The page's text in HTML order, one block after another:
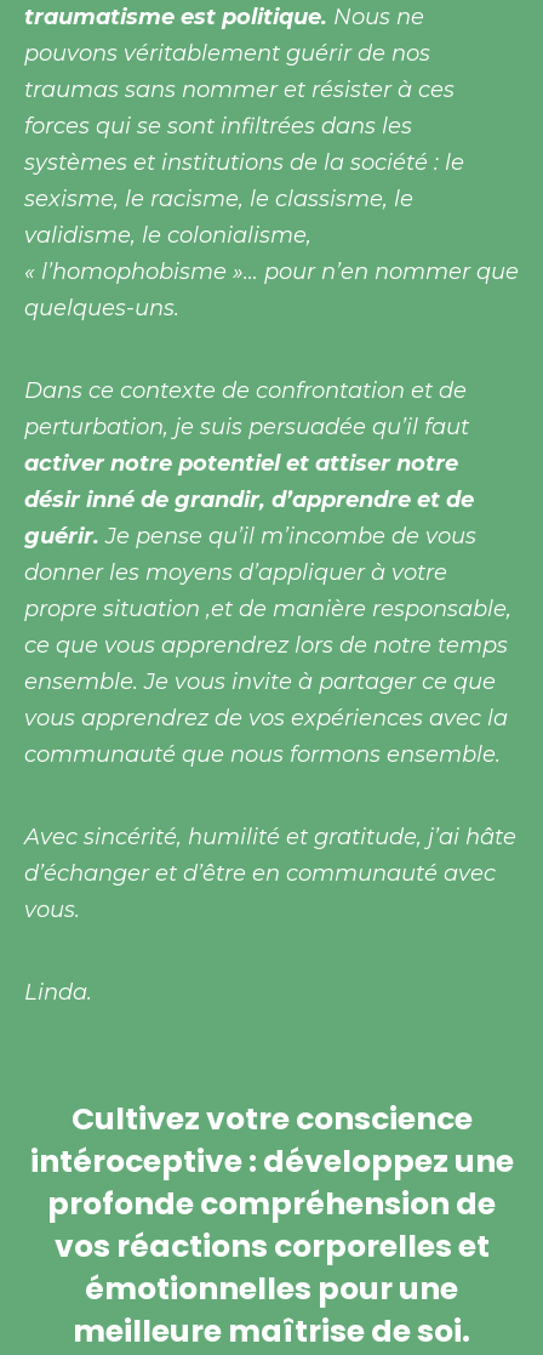
traumatisme est politique. Nous ne
pouvons véritablement guérir de nos
traumas sans nommer et résister à ces
forces qui se sont infiltrées dans les
systèmes et institutions de la société : le
sexisme, le racisme, le classisme, le
validisme, le colonialisme,
« l’homophobisme »… pour n’en nommer que
quelques-uns.
Dans ce contexte de confrontation et de
perturbation, je suis persuadée qu’il faut
activer notre potentiel et attiser notre
désir inné de grandir, d’apprendre et de
guérir. Je pense qu’il m’incombe de vous
donner les moyens d’appliquer à votre
propre situation ,et de manière responsable,
ce que vous apprendrez lors de notre temps
ensemble. Je vous invite à partager ce que
vous apprendrez de vos expériences avec la
communauté que nous formons ensemble.
Avec sincérité, humilité et gratitude, j’ai hâte
d’échanger et d’être en communauté avec
vous.
Linda.
Cultivez votre conscience
intéroceptive : développez une
profonde compréhension de
vos réactions corporelles et
émotionnelles pour une
meilleure maîtrise de soi.